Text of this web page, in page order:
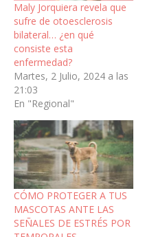
Maly Jorquiera revela que
sufre de otoesclerosis
bilateral… ¿en qué
consiste esta
enfermedad?
Martes, 2 Julio, 2024 a las
21:03
En "Regional"
CÓMO PROTEGER A TUS
MASCOTAS ANTE LAS
SEÑALES DE ESTRÉS POR